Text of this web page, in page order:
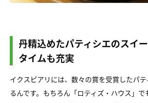
丹精込めたパティシエのスイ
タイムも充実
イクスピアリには、数々の賞を受賞したパ
るんです。もちろん「ロティズ・ハウス」で